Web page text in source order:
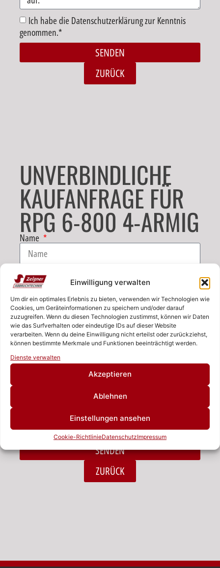
Einwilligung verwalten
Um dir ein optimales Erlebnis zu bieten, verwenden wir Technologien wie
Cookies, um Geräteinformationen zu speichern und/oder darauf
zuzugreifen. Wenn du diesen Technologien zustimmst, können wir Daten
wie das Surfverhalten oder eindeutige IDs auf dieser Website
verarbeiten. Wenn du deine Einwilligung nicht erteilst oder zurückziehst,
können bestimmte Merkmale und Funktionen beeinträchtigt werden.
Dienste verwalten
Akzeptieren
Ablehnen
Einstellungen ansehen
Cookie-RichtlinieDatenschutzImpressum
Ich habe die Datenschutzerklärung zur Kenntnis
genommen.*
SENDEN
ZURÜCK
UNVERBINDLICHE
KAUFANFRAGE FÜR
RPG 6-800 4-ARMIG
Name
E-Mail
Telefon
Nachricht
Ich habe die Datenschutzerklärung zur Kenntnis
genommen.*
SENDEN
ZURÜCK
Rufen Sie uns an!